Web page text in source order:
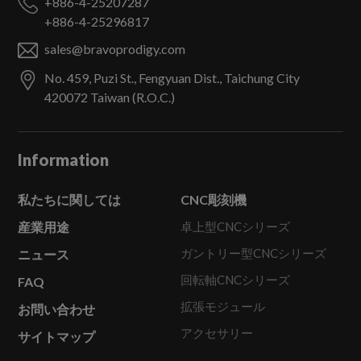
Information
私たちに関しては
産業用途
ニュース
FAQ
お問い合わせ
サイトマップ
CNC彫刻機
卓上型CNCシリーズ
ガントリー型CNCシリーズ
回転軸CNCシリーズ
拡張モジュール
アクセサリー
+886-4-25296817
sales@bravoprodigy.com
No. 459, Puzi St., Fengyuan Dist., Taichung City
420072 Taiwan (R.O.C.)